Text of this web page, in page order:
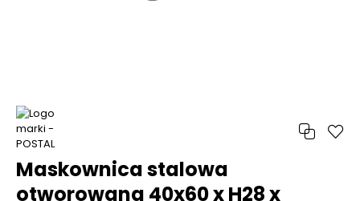
Maskownica stalowa
otworowana 40x60 x H28 x